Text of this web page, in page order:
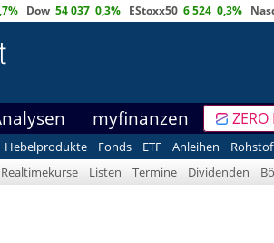
Dow 54 037 0,3% EStoxx50 6 524 0,3%
myfinanzen
Hebelprodukte Fonds ETF Anleihen
Realtimekurse Listen Termine Dividenden